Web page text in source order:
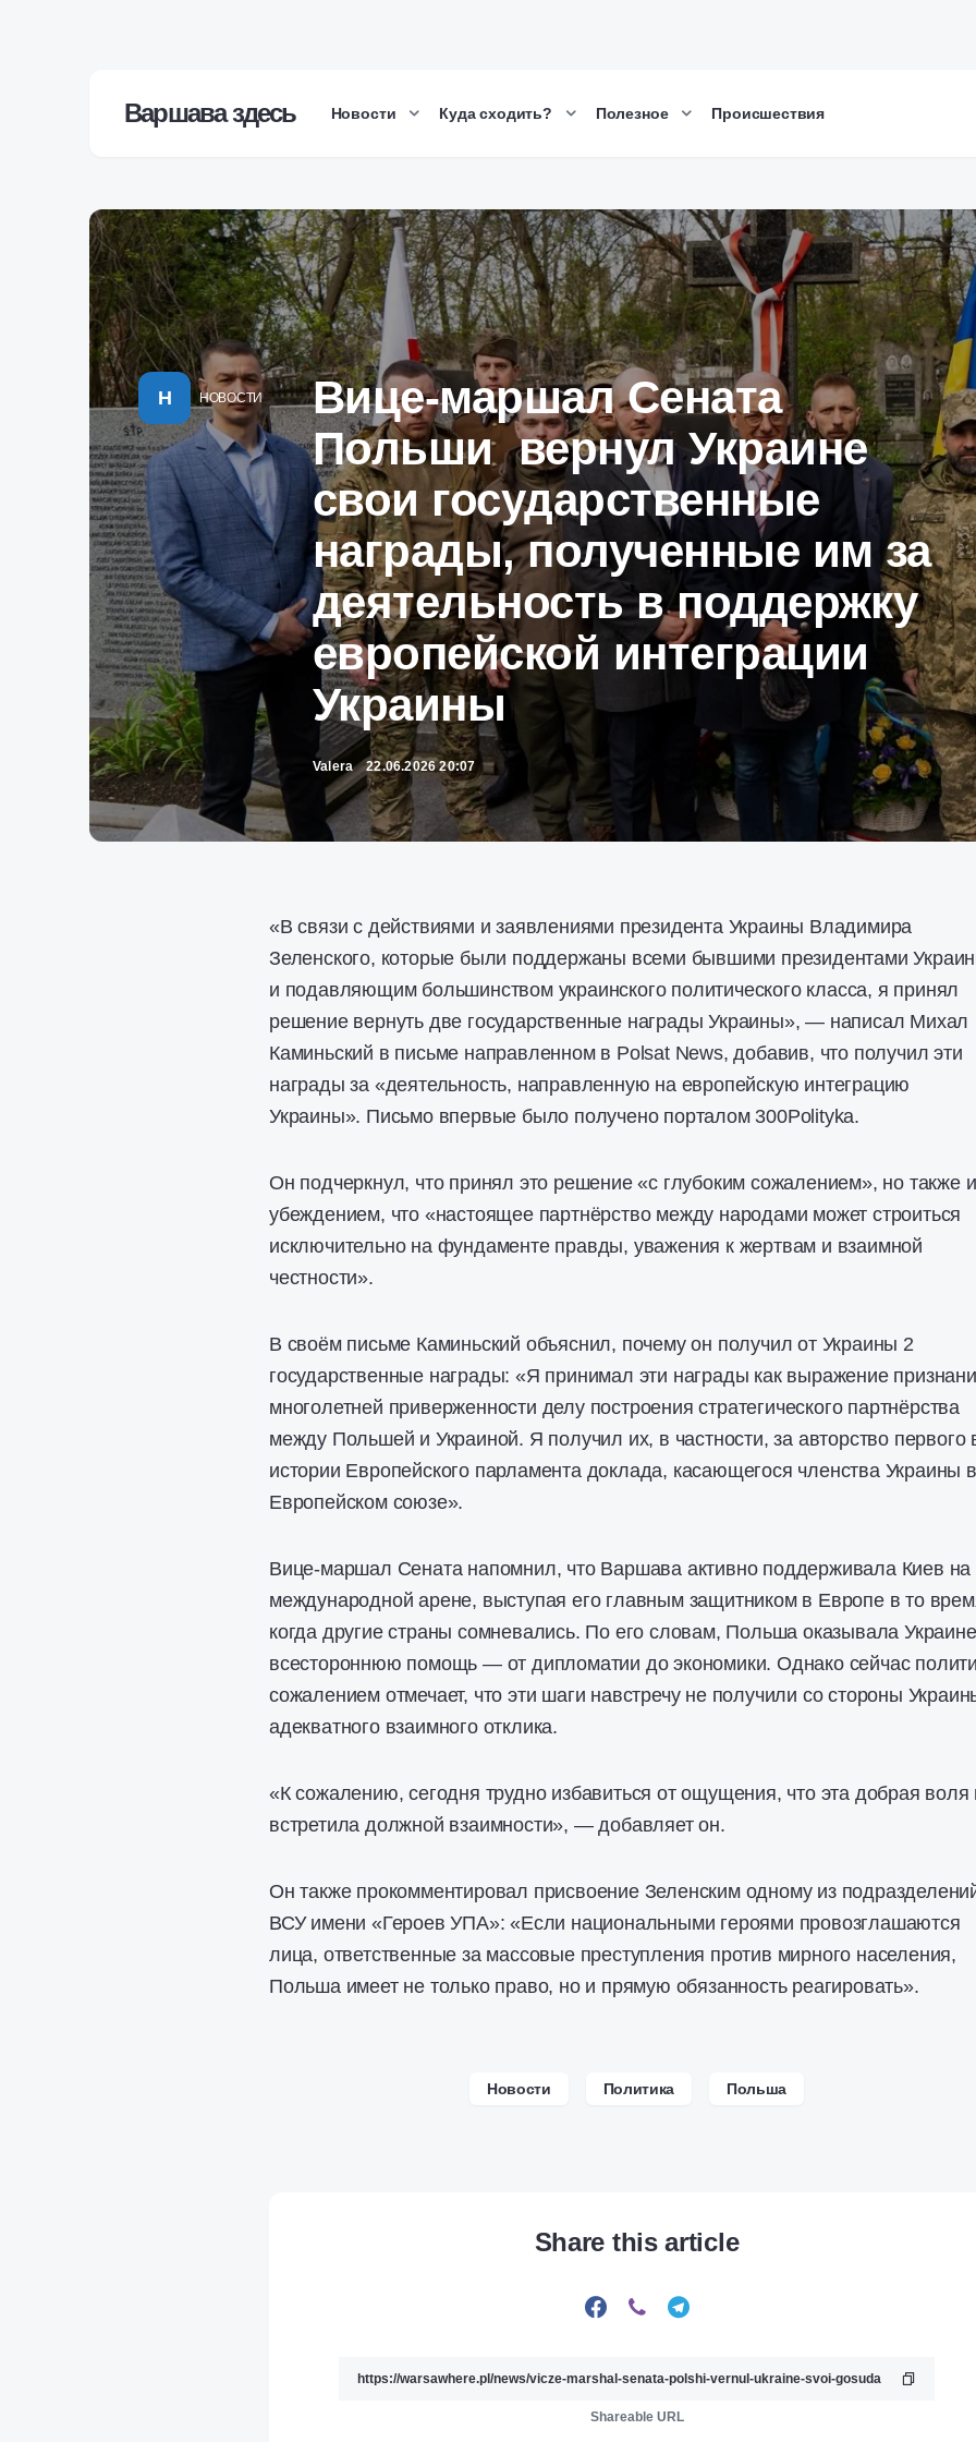
Варшава здесь Новости Куда сходить? Полезное Происшествия
Н НОВОСТИ
Вице-маршал Сената
Польши вернул Украине
свои государственные
награды, полученные им за
деятельность в поддержку
европейской интеграции
Украины
Valera 22.06.2026 20:07
«В связи с действиями и заявлениями президента Украины Владимира
Зеленского, которые были поддержаны всеми бывшими президентами
и подавляющим большинством украинского политического класса, я принял
решение вернуть две государственные награды Украины», — написал Михал
Каминьский в письме направленном в Polsat News, добавив, что получил эти
награды за «деятельность, направленную на европейскую интеграцию
Украины». Письмо впервые было получено порталом 300Polityka.
Он подчеркнул, что принял это решение «с глубоким сожалением», но также
убеждением, что «настоящее партнёрство между народами может строиться
исключительно на фундаменте правды, уважения к жертвам и взаимной
честности».
В своём письме Каминьский объяснил, почему он получил от Украины 2
государственные награды: «Я принимал эти награды как выражение
многолетней приверженности делу построения стратегического партнёрства
между Польшей и Украиной. Я получил их, в частности, за авторство первого
истории Европейского парламента доклада, касающегося членства Украины в
Европейском союзе».
Вице-маршал Сената напомнил, что Варшава активно поддерживала Киев на
международной арене, выступая его главным защитником в Европе в то
когда другие страны сомневались. По его словам, Польша оказывала Украине
всестороннюю помощь — от дипломатии до экономики. Однако сейчас
сожалением отмечает, что эти шаги навстречу не получили со стороны
адекватного взаимного отклика.
«К сожалению, сегодня трудно избавиться от ощущения, что эта добрая воля
встретила должной взаимности», — добавляет он.
Он также прокомментировал присвоение Зеленским одному из
ВСУ имени «Героев УПА»: «Если национальными героями провозглашаются
лица, ответственные за массовые преступления против мирного населения,
Польша имеет не только право, но и прямую обязанность реагировать».
Новости Политика Польша
Share this article
Shareable URL